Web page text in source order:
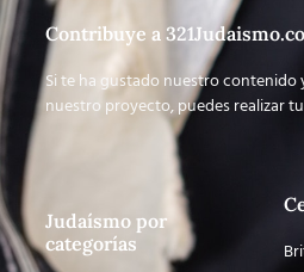
Contribuye a
Si te ha gustado nuestro contenido
nuestro proyecto, puedes realizar
Judaísmo por
categorías